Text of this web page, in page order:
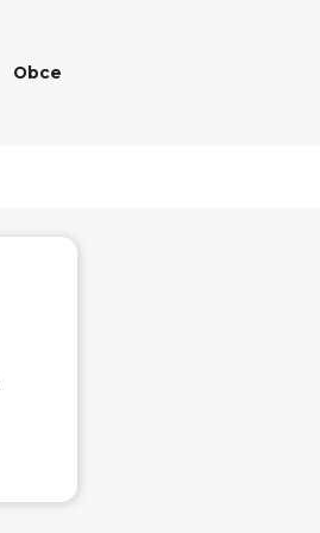
Obce